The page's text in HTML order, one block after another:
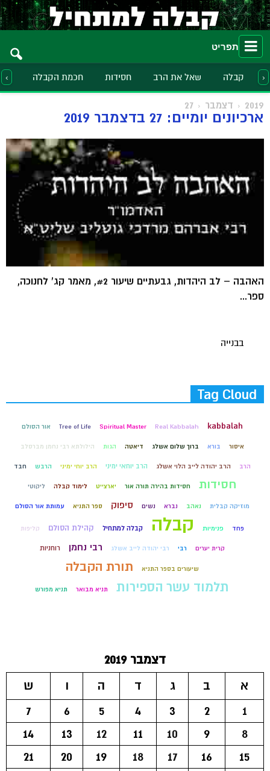
תפריט
קבלה שאל את הרב חסידות חכמת הקבלה ›
‹
2019 דצמבר 27
ארכיונים יומיים: 27 בדצמבר 2019
האהבה – לב היהדות, גבעתיים שיעור #2, מאמר קג' לחנוכה,
ספר...
בבנייה
Tag Cloud
kabbalah
Real Kabbalah
Spiritual Master
Tree of Life אור הסולם
איסור בורא ברוך שלום אשלג דיאטה הגות הילולתא רבי נחמן מברסלב
הרב הרב יהודה לייב הלוי אשלג הרב יוחאי ימיני הרב יוחי ימיני הרבש חבד
חסידות חסידות בהירה תורה אור יארצייט לימוד קבלה ליקוטי
מוזיקה קבלית נאהב נברא נשים סיפוק ספר התניא עמותת אור הסולם
פחד פנימיות קבלה קבלה למתחיל קהילת הסולם קליפות
קרית יערים רבי רבי יהודה לייב אשלג רבי נחמן רוחניות
שיעורים בספר התניא תורת הקבלה
תלמוד עשר הספירות תניא מבואר תניא מפורש
דצמבר 2019
א
ב ג ד ה ו
ש
1
2
3
4
5
6
7
8
9
10
11
12
13
14
15
16
17
18
19
20
21